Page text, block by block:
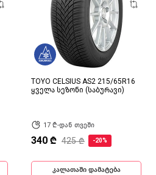
TOYO CELSIUS AS2 215/65R16
ყველა სეზონი (საბურავი)
17 ₾-დან თვეში
340 ₾ 425 ₾ -20%
კალათაში დამატება